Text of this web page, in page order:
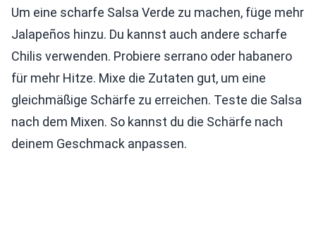
Um eine scharfe Salsa Verde zu machen, füge mehr
Jalapeños hinzu. Du kannst auch andere scharfe
Chilis verwenden. Probiere serrano oder habanero
für mehr Hitze. Mixe die Zutaten gut, um eine
gleichmäßige Schärfe zu erreichen. Teste die Salsa
nach dem Mixen. So kannst du die Schärfe nach
deinem Geschmack anpassen.